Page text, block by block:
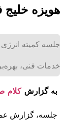
هویزه
جلسه کمیته انرژی
خدمات فنی،
به گزارش کلام
جلسه، گزارش